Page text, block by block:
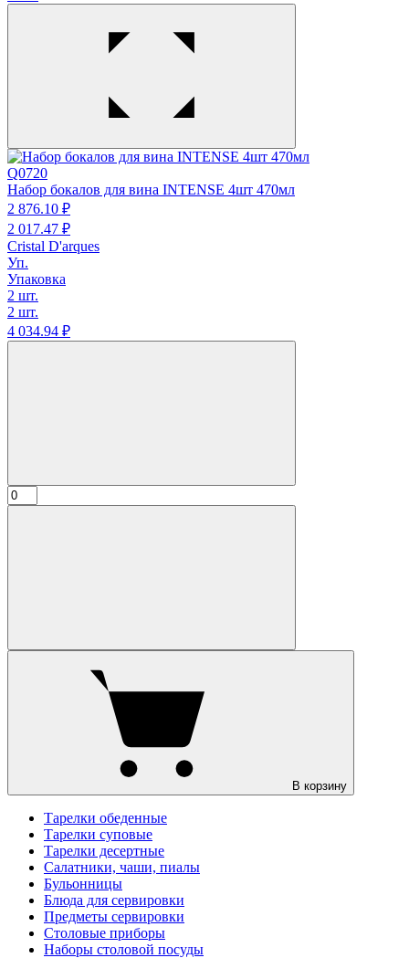
Q0720
Набор бокалов для вина INTENSE 4шт 470мл
2 876.10 ₽
2 017.47 ₽
Cristal D'arques
Уп.
Упаковка
2 шт.
2 шт.
4 034.94 ₽
В корзину
Тарелки обеденные
Тарелки суповые
Тарелки десертные
Салатники, чаши, пиалы
Бульонницы
Блюда для сервировки
Предметы сервировки
Столовые приборы
Наборы столовой посуды